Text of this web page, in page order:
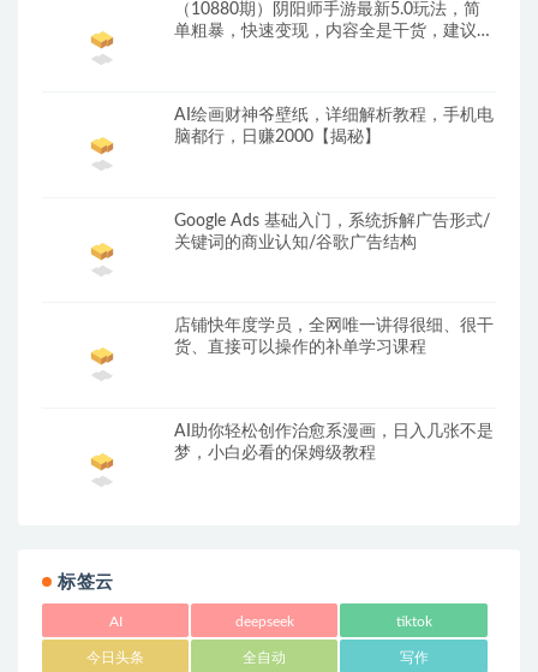
（10880期）阴阳师手游最新5.0玩法，简
单粗暴，快速变现，内容全是干货，建议…
AI绘画财神爷壁纸，详细解析教程，手机电
脑都行，日赚2000【揭秘】
Google Ads 基础入门，系统拆解广告形式/
关键词的商业认知/谷歌广告结构
店铺快年度学员，全网唯一讲得很细、很干
货、直接可以操作的补单学习课程
AI助你轻松创作治愈系漫画，日入几张不是
梦，小白必看的保姆级教程
标签云
AI deepseek tiktok
今日头条 全自动 写作